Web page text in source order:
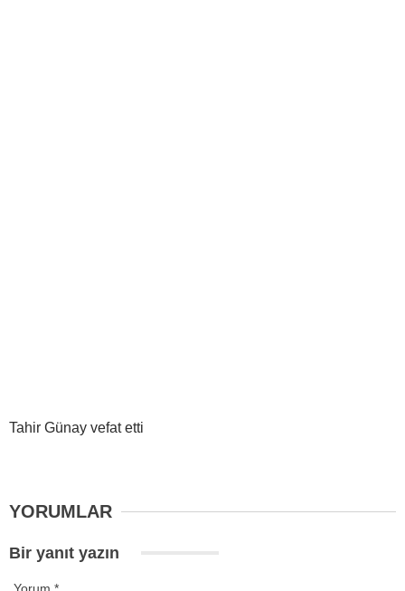
Tahir Günay vefat etti
YORUMLAR
Bir yanıt yazın